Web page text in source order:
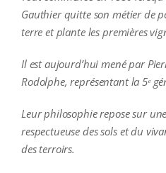
Gauthier quitte son métier de
terre et plante les premières
Il est aujourd’hui mené par
Rodolphe, représentant la 5ᵉ
Leur philosophie repose sur
respectueuse des sols et du
des terroirs.